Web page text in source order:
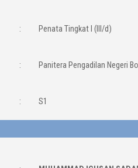
: Penata Tingkat I (III/d)
: Panitera Pengadilan Negeri
: S1